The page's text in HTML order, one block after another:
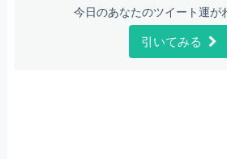
今日のあなたのツイート運が
引いてみる